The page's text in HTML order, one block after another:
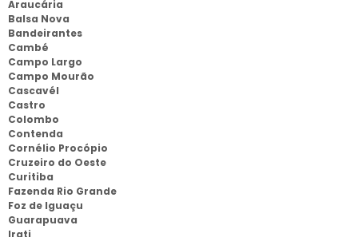
Araucária
Balsa Nova
Bandeirantes
Cambé
Campo Largo
Campo Mourão
Cascavél
Castro
Colombo
Contenda
Cornélio Procópio
Cruzeiro do Oeste
Curitiba
Fazenda Rio Grande
Foz de Iguaçu
Guarapuava
Irati